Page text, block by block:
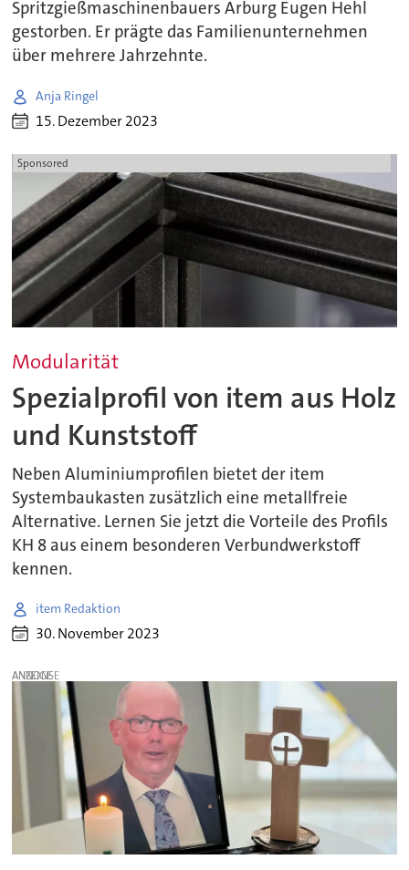
Spritzgießmaschinenbauers Arburg Eugen Hehl
gestorben. Er prägte das Familienunternehmen
über mehrere Jahrzehnte.
Anja Ringel
15. Dezember 2023
Sponsored
Modularität
Spezialprofil von item aus Holz
und Kunststoff
Neben Aluminiumprofilen bietet der item
Systembaukasten zusätzlich eine metallfreie
Alternative. Lernen Sie jetzt die Vorteile des Profils
KH 8 aus einem besonderen Verbundwerkstoff
kennen.
item Redaktion
30. November 2023
ANZEIGE